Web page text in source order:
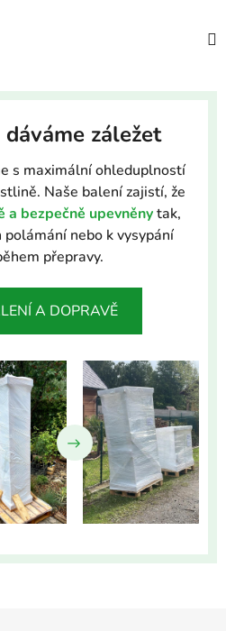
záležet
s maximální ohleduplností
Naše balení zajistí, že
a bezpečně upevněnytak,
nebo k vysypání
přepravy.
A DOPRAVĚ